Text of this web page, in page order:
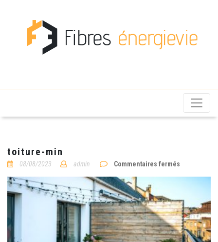
toiture-min
08/08/2023 admin Commentaires fermés
min